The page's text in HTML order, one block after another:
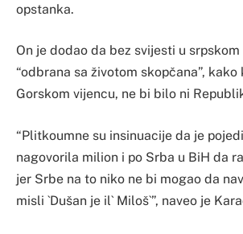
opstanka.
On je dodao da bez svijesti u
“odbrana sa životom skopčana”, kako
Gorskom vijencu, ne bi bilo ni
“Plitkoumne su insinuacije da je
nagovorila milion i po Srba u BiH da
jer Srbe na to niko ne bi mogao da
misli `Dušan je il` Miloš`”, naveo je